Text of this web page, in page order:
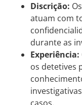
Discrição:
atuam com
durante as
Experiência:
os detetives